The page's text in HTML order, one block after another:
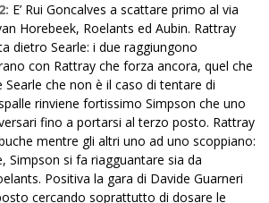
E’ Rui Goncalves a scattare primo al via
Horebeek, Roelants ed Aubin. Rattray
dietro Searle: i due raggiungono
con Rattray che forza ancora, quel che
che non è il caso di tentare di
rinviene fortissimo Simpson che uno
fino a portarsi al terzo posto. Rattray
mentre gli altri uno ad uno scoppiano:
Simpson si fa riagguantare sia da
Positiva la gara di Davide Guarneri
cercando soprattutto di dosare le